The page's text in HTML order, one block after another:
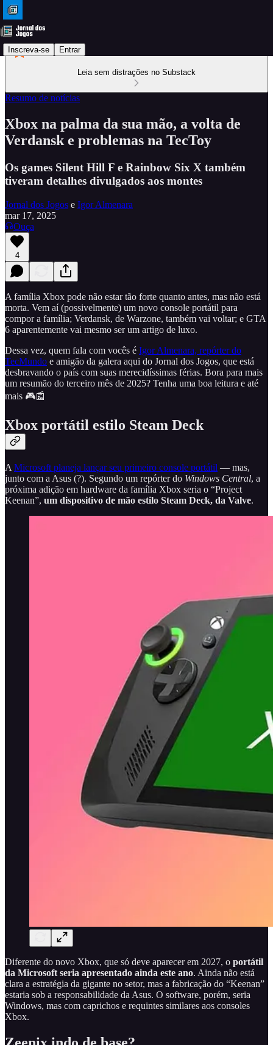
Inscreva-se Entrar
Leia sem distrações no Substack
Resumo de notícias
Xbox na palma da sua mão, a volta de
Verdansk e problemas na TecToy
Os games Silent Hill F e Rainbow Six X também
tiveram detalhes divulgados aos montes
Jornal dos Jogos e Igor Almenara
mar 17, 2025
Ouça
4
A família Xbox pode não estar tão forte quanto antes, mas não está
morta. Vem aí (possivelmente) um novo console portátil para
compor a família; Verdansk, de Warzone, também vai voltar; e GTA
6 aparentemente vai mesmo ser um artigo de luxo.
Dessa vez, quem fala com vocês é Igor Almenara, repórter do
TecMundo e amigão da galera aqui do Jornal dos Jogos, que está
desbravando o país com suas merecidíssimas férias. Bora para mais
um resumão do terceiro mês de 2025? Tenha uma boa leitura e até
mais 🎮📰
Xbox portátil estilo Steam Deck
A Microsoft planeja lançar seu primeiro console portátil — mas,
junto com a Asus (?). Segundo um repórter do Windows Central, a
próxima adição em hardware da família Xbox seria o “Project
Keenan”, um dispositivo de mão estilo Steam Deck, da Valve.
Diferente do novo Xbox, que só deve aparecer em 2027, o portátil
da Microsoft seria apresentado ainda este ano. Ainda não está
clara a estratégia da gigante no setor, mas a fabricação do “Keenan”
estaria sob a responsabilidade da Asus. O software, porém, seria
Windows, mas com caprichos e requintes similares aos consoles
Xbox.